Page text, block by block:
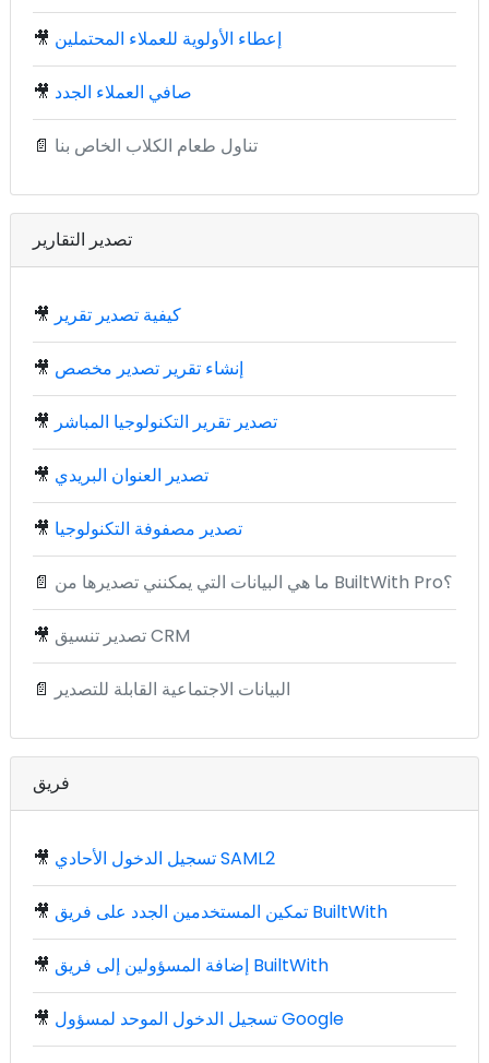
🎥 إعطاء الأولوية للعملاء المحتملين
🎥 صافي العملاء الجدد
📄 تناول طعام الكلاب الخاص بنا
تصدير التقارير
🎥 كيفية تصدير تقرير
🎥 إنشاء تقرير تصدير مخصص
🎥 تصدير تقرير التكنولوجيا المباشر
🎥 تصدير العنوان البريدي
🎥 تصدير مصفوفة التكنولوجيا
📄 ما هي البيانات التي يمكنني تصديرها من BuiltWith Pro؟
🎥 تصدير تنسيق CRM
📄 البيانات الاجتماعية القابلة للتصدير
فريق
🎥 تسجيل الدخول الأحادي SAML2
🎥 تمكين المستخدمين الجدد على فريق BuiltWith
🎥 إضافة المسؤولين إلى فريق BuiltWith
🎥 تسجيل الدخول الموحد لمسؤول Google